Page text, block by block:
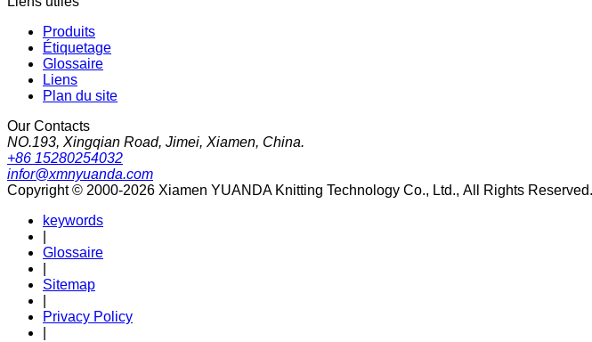
Produits
Étiquetage
Glossaire
Liens
Plan du site
Our Contacts
NO.193, Xingqian Road, Jimei, Xiamen, China.
+86 15280254032
infor@xmnyuanda.com
Copyright © 2000-2026 Xiamen YUANDA Knitting Technology Co., Ltd., All Rights Reserved.
keywords
Glossaire
Sitemap
Privacy Policy